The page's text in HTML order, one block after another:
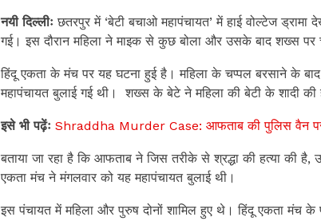
नयी दिल्लीःछतरपुर में ‘बेटी बचाओ महापंचायत’ में हाई वोल्टेज
गई। इस दौरान महिला ने माइक से कुछ बोला और उसके बाद शख्स पर
हिंदू एकता के मंच पर यह घटना हुई है। महिला के चप्पल बरसाने के
महापंचायत बुलाई गई थी। शख्स के बेटे ने महिला की बेटी के शादी की
इसे भी पढ़ेंः Shraddha Murder Case: आफताब की पुलिस वैन
बताया जा रहा है कि आफताब ने जिस तरीके से श्रद्धा की हत्या की
एकता मंच ने मंगलवार को यह महापंचायत बुलाई थी।
इस पंचायत में महिला और पुरुष दोनों शामिल हुए थे। हिंदू एकता मंच के